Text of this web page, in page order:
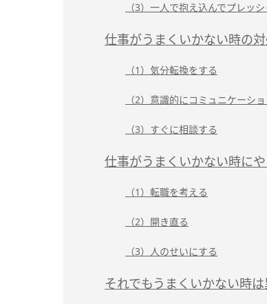
（3）一人で抱え込んでプレッ
仕事がうまくいかない時の
（1）気分転換をする
（2）意識的にコミュニケーシ
（3）すぐに相談する
仕事がうまくいかない時に
（1）転職を考える
（2）開き直る
（3）人のせいにする
それでもうまくいかない時